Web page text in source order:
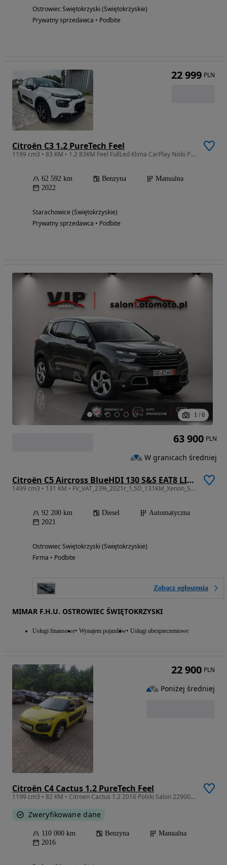
Ostrowiec Świętokrzyski (Świętokrzyskie)
Prywatny sprzedawca • Podbite
Citroën C3 1.2 PureTech Feel
1199 cm3 • 83 KM • 1.2 83KM Feel FullLed Klima CarPlay Niski Przebieg
62 592 km Benzyna
Manualna
2022
Starachowice (Świętokrzyskie)
Prywatny sprzedawca • Podbite
22 999 PLN
1 / 6
Citroën C5 Aircross BlueHDI 130 S&S EAT8 LIVE PACK
1499 cm3 • 131 KM • FV_VAT_23%_2021r_1,5D_131KM_Xenon_Skóry_Kamera Navi_Gwarancja
92 200 km Diesel
Automatyczna
2021
Ostrowiec Świętokrzyski (Świętokrzyskie)
Firma • Podbite
Zobacz ogłoszenia
MIMAR F.H.U. OSTROWIEC ŚWIĘTOKRZYSKI
Usługi finansowe Wynajem pojazdów Usługi ubezpieczeniowe
63 900 PLN
W granicach średniej
Citroën C4 Cactus 1.2 PureTech Feel
1199 cm3 • 82 KM • Citroen Cactus 1.2 2016 Polski Salon 22900 tys zł do lekkie negocjacji
Zweryfikowane dane
110 000 km Benzyna
Manualna
2016
22 900 PLN
Poniżej średniej